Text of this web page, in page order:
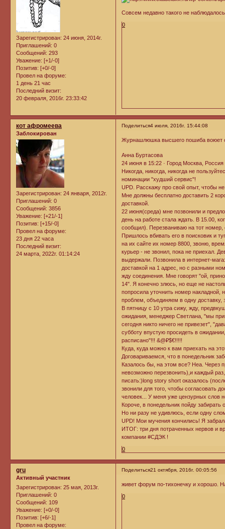
Зарегистрирован: 24 июня, 2014г.
Приглашений: 0
Сообщений: 293
Уважение: [+1/-0]
Позитив: [+0/-0]
Провел на форуме:
1 день 21 час
Последний визит:
20 февраля, 2016г. 23:33:42
Совсем недавно такого не
0
Поделиться4 июля, 2016г. 15:44:08
кот афромеева
Заблокирован
Зарегистрирован: 24 января, 2012г.
Приглашений: 0
Сообщений: 3856
Уважение: [+21/-1]
Позитив: [+15/-0]
Провел на форуме:
23 дня 22 часа
Последний визит:
24 марта, 2022г. 01:14:24
Журнашлюшка высшего пошиба воюет
Анна Буртасова
24 июня в 15:22 · Город Москва, Россия
Никогда, никогда, никогда не
номинации "худший сервис"!
UPD. Расскажу про свой опыт, чтобы
Мне должны бесплатно доставить 2
доставкой.
22 июня(среда) мне позвонили и
день на работе стала ждать. В 15.00,
сообщил). Перезваниваю на тот номер,
Пришлось вбивать его в поисковик и
на их сайте их номер 8800, звоню,
курьер - не звонил, пока не приехал.
выдержали. Позвонила в интернет-
доставкой на 1 адрес, но с разными
жду соединения. Мне говорят "ой,
14". Я конечно злюсь, но еще не
попросила уточнить номер накладной,
проблем, объединяем в одну доставку,
В пятницу с 10 утра сижу, жду,
ожидания, менеджер Светлана, "мы
сегодня никто ничего не привезет",
субботу впустую просидеть в
расписано"!!! &@₽$€!!!!!
Куда, куда можно к вам приехать на
Договариваемся, что в понедельник
Казалось бы, на этом все? Неа. Через
невозможно перезвонить),и каждый
писать:)long story short оказалось
звонили для того, чтобы согласовать
человек... У меня уже цензурных слов
Короче, в понедельник пойду
Но ни разу не удивлюсь, если одну
UPD! Мои мучения кончились! Я
ИТОГ: три дня потраченных нервов и
компании #СДЭК !
0
Поделиться21 октября, 2016г. 00:05:56
gru
Активный участник
Зарегистрирован: 25 мая, 2013г.
Приглашений: 0
Сообщений: 109
Уважение: [+0/-0]
Позитив: [+6/-1]
Провел на форуме:
живет форум по-тихонечку и хорошо.
0